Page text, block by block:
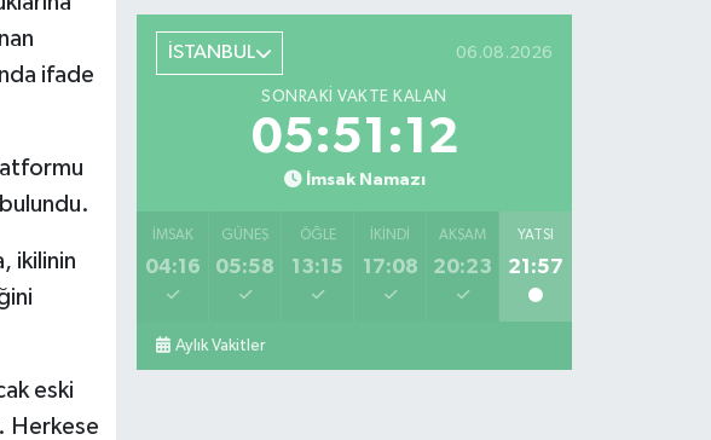
ifade
ikilinin
eski
Herkese
İSTANBUL 06.08.2026
SONRAKI VAKTE KALAN
05:51:12
İmsak Namazı
İMSAK
04:16
GÜNEŞ
05:58
ÖĞLE
13:15
İKINDI
17:08
AKŞAM
20:23
YATSI
21:57
Aylık Vakitler